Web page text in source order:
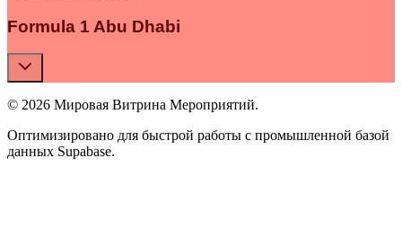
Formula 1 Abu Dhabi
© 2026 Мировая Витрина Мероприятий.
Оптимизировано для быстрой работы с промышленной базой
данных Supabase.